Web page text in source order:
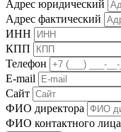
Адрес юридический
Адрес фактический
ИНН
КПП
Телефон
E-mail
Сайт
ФИО директора
ФИО контактного лица